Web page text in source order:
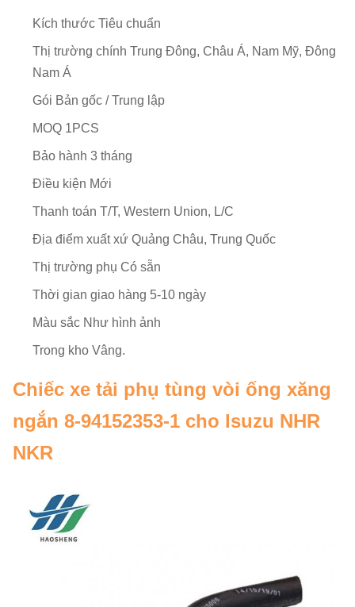
Kích thước Tiêu chuẩn
Thị trường chính Trung Đông, Châu Á, Nam Mỹ, Đông
Nam Á
Gói Bản gốc / Trung lập
MOQ 1PCS
Bảo hành 3 tháng
Điều kiện Mới
Thanh toán T/T, Western Union, L/C
Địa điểm xuất xứ Quảng Châu, Trung Quốc
Thị trường phụ Có sẵn
Thời gian giao hàng 5-10 ngày
Màu sắc Như hình ảnh
Trong kho Vâng.
Chiếc xe tải phụ tùng vòi ống xăng
ngắn 8-94152353-1 cho Isuzu NHR
NKR